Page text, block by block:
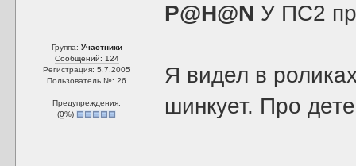
Группа: Участники
Сообщений: 124
Регистрация: 5.7.2005
Пользователь №: 26
Предупреждения:
(0%)
P@H@N У ПС2
Я видел в
шинкует. Про